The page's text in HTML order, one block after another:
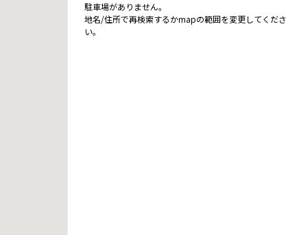
駐車場がありません。
地名/住所で再検索するかmapの範囲を変更してくださ
い。